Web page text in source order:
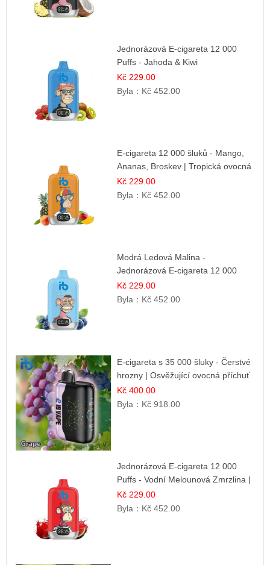
Jednorázová E-cigareta 12 000
Puffs - Jahoda & Kiwi
Kč 229.00
Byla： Kč 452.00
E-cigareta 12 000 šluků - Mango,
Ananas, Broskev | Tropická ovocná
směs
Kč 229.00
Byla： Kč 452.00
Modrá Ledová Malina -
Jednorázová E-cigareta 12 000
šluků | Osvěžující Bobulová Příchuť
Kč 229.00
Byla： Kč 452.00
E-cigareta s 35 000 šluky - Čerstvé
hrozny | Osvěžující ovocná příchuť
Kč 400.00
Byla： Kč 918.00
Jednorázová E-cigareta 12 000
Puffs - Vodní Melounová Zmrzlina |
Letní dezertní příchuť
Kč 229.00
Byla： Kč 452.00